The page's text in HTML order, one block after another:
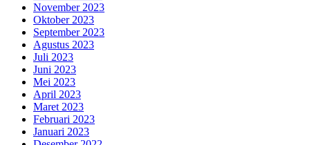
November 2023
Oktober 2023
September 2023
Agustus 2023
Juli 2023
Juni 2023
Mei 2023
April 2023
Maret 2023
Februari 2023
Januari 2023